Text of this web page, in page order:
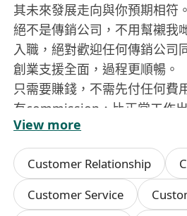
其未來發展走向與你預期相符。
絕不是傳銷公司，不用幫襯我
入職，絕對歡迎任何傳銷公司
創業支援全面，過程更順暢。
只需要賺錢，不需先付任何費
有commission，比正常工作
定期有進修及分享會，不斷增值
創業路上並非孤身作戰。
受益於總公司韓國品牌，多項
返工彈性，自主控制，從事銷
maintance事業變得更有意義
View more
Customer Relationship
Customer Service